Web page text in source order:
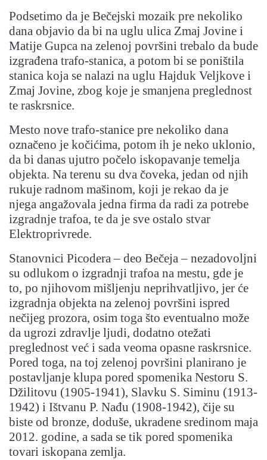
Podsetimo da je Bečejski mozaik pre nekoliko
dana objavio da bi na uglu ulica Zmaj Jovine i
Matije Gupca na zelenoj površini trebalo da bude
izgrađena trafo-stanica, a potom bi se poništila
stanica koja se nalazi na uglu Hajduk Veljkove i
Zmaj Jovine, zbog koje je smanjena preglednost
te raskrsnice.
Mesto nove trafo-stanice pre nekoliko dana
označeno je kočićima, potom ih je neko uklonio,
da bi danas ujutro počelo iskopavanje temelja
objekta. Na terenu su dva čoveka, jedan od njih
rukuje radnom mašinom, koji je rekao da je
njega angažovala jedna firma da radi za potrebe
izgradnje trafoa, te da je sve ostalo stvar
Elektroprivrede.
Stanovnici Picodera – deo Bečeja – nezadovoljni
su odlukom o izgradnji trafoa na mestu, gde je
to, po njihovom mišljenju neprihvatljivo, jer će
izgradnja objekta na zelenoj površini ispred
nečijeg prozora, osim toga što eventualno može
da ugrozi zdravlje ljudi, dodatno otežati
preglednost već i sada veoma opasne raskrsnice.
Pored toga, na toj zelenoj površini planirano je
postavljanje klupa pored spomenika Nestoru S.
Džilitovu (1905-1941), Slavku S. Siminu (1913-
1942) i Ištvanu P. Nađu (1908-1942), čije su
biste od bronze, doduše, ukradene sredinom maja
2012. godine, a sada se tik pored spomenika
tovari iskopana zemlja.